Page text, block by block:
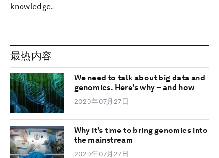
knowledge.
最热内容
We need to talk about big data and
genomics. Here's why – and how
2020年07月27日
Why it's time to bring genomics into
the mainstream
2020年07月27日